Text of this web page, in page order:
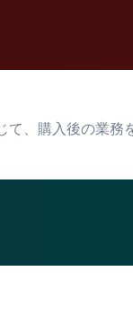
、購入後の業務